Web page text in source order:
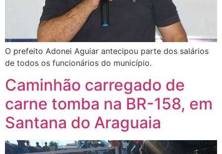
O prefeito Adonei Aguiar antecipou parte dos salários
de todos os funcionários do município.
Caminhão carregado de
carne tomba na BR-158, em
Santana do Araguaia